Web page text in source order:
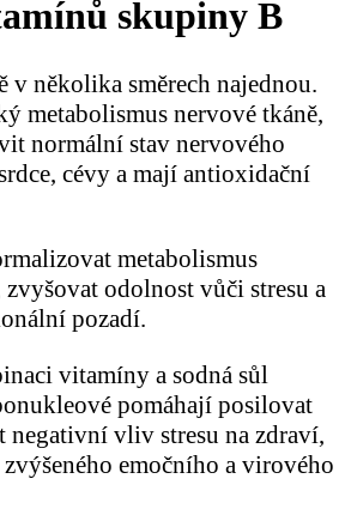
skupiny B
v několika směrech najednou.
metabolismus nervové tkáně,
normální stav nervového
cévy a mají antioxidační
metabolismus
odolnost vůči stresu a
pozadí.
vitamíny a sodná sůl
pomáhají posilovat
negativní vliv stresu na zdraví,
emočního a virového